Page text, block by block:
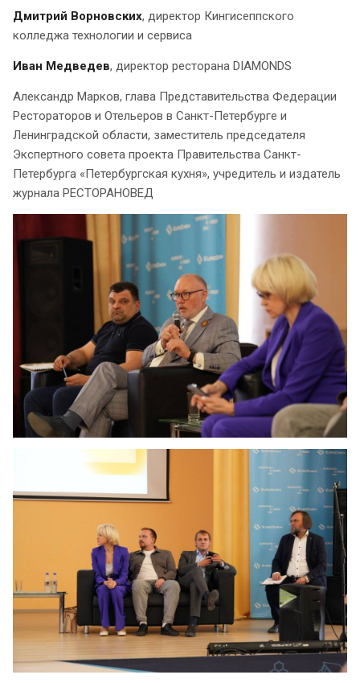
Дмитрий Ворновских, директор Кингисеппского
колледжа технологии и сервиса
Иван Медведев, директор ресторана DIAMONDS
Александр Марков, глава Представительства Федерации
Рестораторов и Отельеров в Санкт-Петербурге и
Ленинградской области, заместитель председателя
Экспертного совета проекта Правительства Санкт-
Петербурга «Петербургская кухня», учредитель и издатель
журнала РЕСТОРАНОВЕД